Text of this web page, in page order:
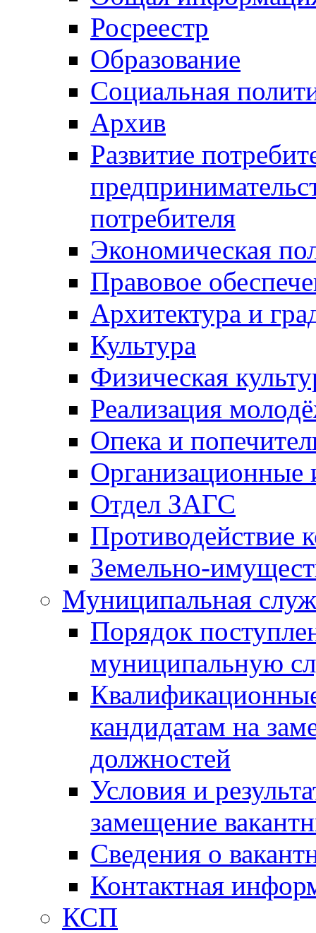
Росреестр
Образование
Социальная
Архив
Развитие
потребителя
Экономическая
Правовое
Архитектура и
Культура
Физическая
Реализация
Опека и
Отдел ЗАГС
Противодействие
Земельно-
Муниципальная
Порядок
муниципальную
кандидатам на
должностей
Условия и
замещение
Сведения о
Контактная
КСП